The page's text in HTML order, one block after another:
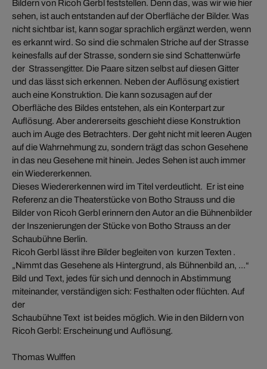
Bildern von Ricoh Gerbl feststellen. Denn das, was wir wie hier
sehen, ist auch entstanden auf der Oberfläche der Bilder. Was
nicht sichtbar ist, kann sogar sprachlich ergänzt werden, wenn
es erkannt wird. So sind die schmalen Striche auf der Strasse
keinesfalls auf der Strasse, sondern sie sind Schattenwürfe
der Strassengitter. Die Paare sitzen selbst auf diesen Gitter
und das lässt sich erkennen. Neben der Auflösung existiert
auch eine Konstruktion. Die kann sozusagen auf der
Oberfläche des Bildes entstehen, als ein Konterpart zur
Auflösung. Aber andererseits geschieht diese Konstruktion
auch im Auge des Betrachters. Der geht nicht mit leeren Augen
auf die Wahrnehmung zu, sondern trägt das schon Gesehene
in das neu Gesehene mit hinein. Jedes Sehen ist auch immer
ein Wiedererkennen.
Dieses Wiedererkennen wird im Titel verdeutlicht. Er ist eine
Referenz an die Theaterstücke von Botho Strauss und die
Bilder von Ricoh Gerbl erinnern den Autor an die Bühnenbilder
der Inszenierungen der Stücke von Botho Strauss an der
Schaubühne Berlin.
Ricoh Gerbl lässt ihre Bilder begleiten von kurzen Texten .
„Nimmt das Gesehene als Hintergrund, als Bühnenbild an, ...“
Bild und Text, jedes für sich und dennoch in Abstimmung
miteinander, verständigen sich: Festhalten oder flüchten. Auf
der
Schaubühne Text ist beides möglich. Wie in den Bildern von
Ricoh Gerbl: Erscheinung und Auflösung.
Thomas Wulffen